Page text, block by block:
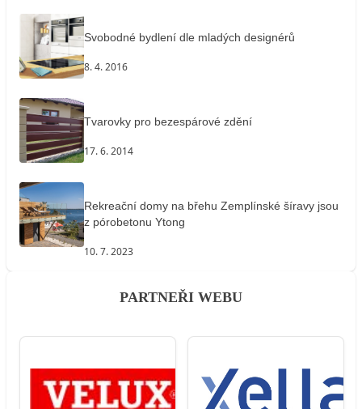
Svobodné bydlení dle mladých designérů
8. 4. 2016
Tvarovky pro bezespárové zdění
17. 6. 2014
Rekreační domy na břehu Zemplínské šíravy jsou
z pórobetonu Ytong
10. 7. 2023
PARTNEŘI WEBU